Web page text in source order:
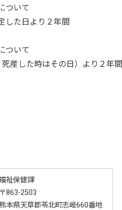
ついて
した日より２年間
ついて
産した時はその日）より２年間
祉保健課
〒863-2503
本県天草郡苓北町志岐660番地